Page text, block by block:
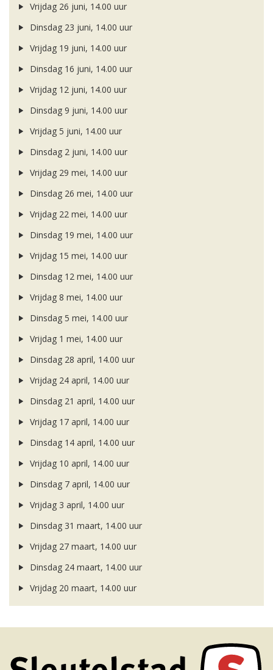
Vrijdag 26 juni, 14.00 uur
Dinsdag 23 juni, 14.00 uur
Vrijdag 19 juni, 14.00 uur
Dinsdag 16 juni, 14.00 uur
Vrijdag 12 juni, 14.00 uur
Dinsdag 9 juni, 14.00 uur
Vrijdag 5 juni, 14.00 uur
Dinsdag 2 juni, 14.00 uur
Vrijdag 29 mei, 14.00 uur
Dinsdag 26 mei, 14.00 uur
Vrijdag 22 mei, 14.00 uur
Dinsdag 19 mei, 14.00 uur
Vrijdag 15 mei, 14.00 uur
Dinsdag 12 mei, 14.00 uur
Vrijdag 8 mei, 14.00 uur
Dinsdag 5 mei, 14.00 uur
Vrijdag 1 mei, 14.00 uur
Dinsdag 28 april, 14.00 uur
Vrijdag 24 april, 14.00 uur
Dinsdag 21 april, 14.00 uur
Vrijdag 17 april, 14.00 uur
Dinsdag 14 april, 14.00 uur
Vrijdag 10 april, 14.00 uur
Dinsdag 7 april, 14.00 uur
Vrijdag 3 april, 14.00 uur
Dinsdag 31 maart, 14.00 uur
Vrijdag 27 maart, 14.00 uur
Dinsdag 24 maart, 14.00 uur
Vrijdag 20 maart, 14.00 uur